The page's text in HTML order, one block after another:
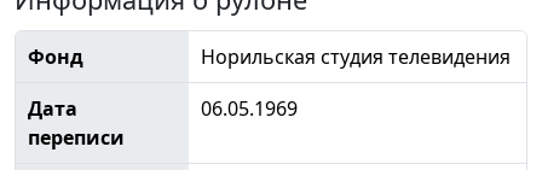
Фонд
Норильская студия телевидения
Дата
переписи
06.05.1969